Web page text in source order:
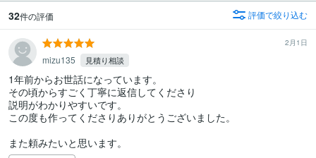
32件の評価 評価で絞り込む
2月1日
mizu135 見積り相談
1年前からお世話になっています。
その頃からすごく丁寧に返信してくださり
説明がわかりやすいです。
この度も作ってくださりありがとうございました。